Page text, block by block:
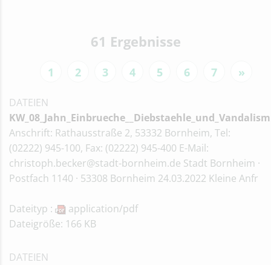
61 Ergebnisse
1 2 3 4 5 6 7 »
DATEIEN
Anschrift: Rathausstraße 2, 53332 Bornheim, Tel:
(02222) 945-100, Fax: (02222) 945-400 E-Mail:
christoph.becker@stadt-bornheim.de Stadt Bornheim ·
Postfach 1140 · 53308 Bornheim 24.03.2022 Kleine Anfr
Dateityp :
application/pdf
Dateigröße: 166 KB
DATEIEN